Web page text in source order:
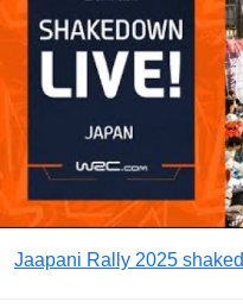
Jaapani Rally 2025